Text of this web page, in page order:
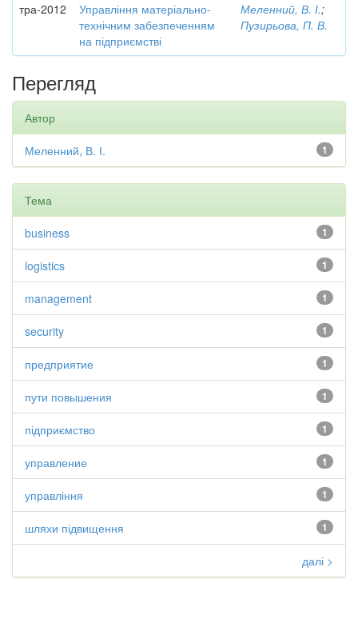
тра-2012
Управління матеріально-
технічним забезпеченням
на підприємстві
Меленний, В. І.;
Пузирьова, П. В.
Перегляд
Автор
1
Меленний, В. І.
Тема
1
business
1
logistics
1
management
1
security
1
предприятие
1
пути повышения
1
підприємство
1
управление
1
управління
1
шляхи підвищення
далі >